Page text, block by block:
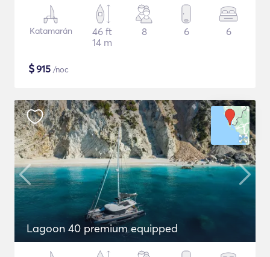
Katamarán
46 ft
14 m
8 6 6
$915 /noc
Lagoon 40 premium equipped